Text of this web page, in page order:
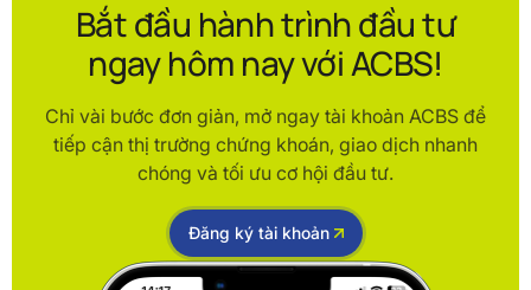
Bắt đầu hành trình đầu tư
ngay hôm nay với ACBS!
Chỉ vài bước đơn giản, mở ngay tài khoản ACBS để
tiếp cận thị trường chứng khoán, giao dịch nhanh
chóng và tối ưu cơ hội đầu tư.
Đăng ký tài khoản